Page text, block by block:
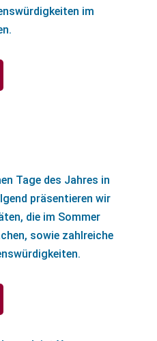
im
Tage des Jahres in
präsentieren wir
die im Sommer
sowie zahlreiche